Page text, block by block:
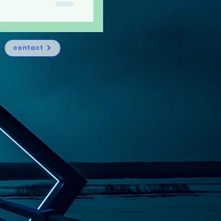
contact